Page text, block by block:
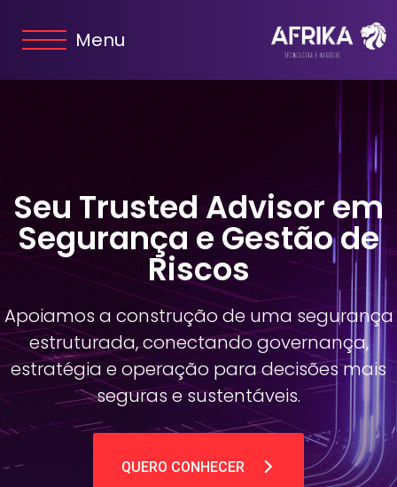
Menu
Seu Trusted Advisor em
Segurança e Gestão de
Riscos
Apoiamos a construção de uma segurança
estruturada, conectando governança,
estratégia e operação para decisões mais
seguras e sustentáveis.
QUERO CONHECER